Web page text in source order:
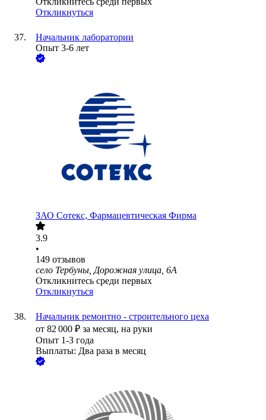
Откликнуться
Начальник лаборатории
Опыт 3-6 лет
ЗАО Сотекс, Фармацевтическая Фирма
3.9
•
149 отзывов
село Тербуны, Дорожная улица, 6А
Откликнитесь среди первых
Откликнуться
Начальник ремонтно - строительного цеха
от 82 000 ₽ за месяц, на руки
Опыт 1-3 года
Выплаты: Два раза в месяц